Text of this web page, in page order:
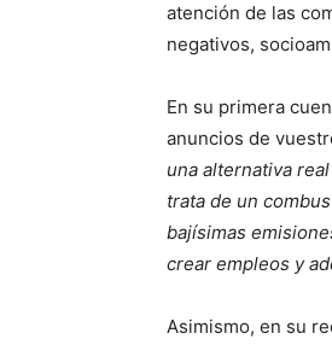
atención de las
negativos,
En su primera
anuncios de
una alternativa
trata de un
bajísimas
crear empleos y
Asimismo, en su